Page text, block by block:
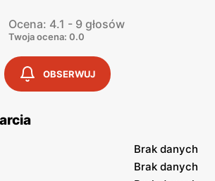
Ocena: 4.1 - 9 głosów
Twoja ocena: 0.0
OBSERWUJ
Brak danych
Brak danych